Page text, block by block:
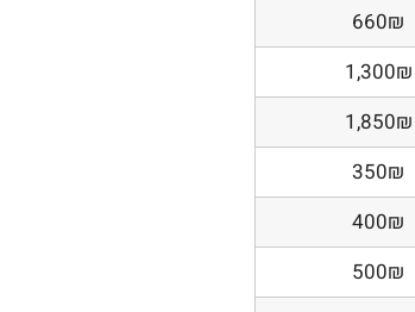
660₪
1,300₪
1,850₪
350₪
400₪
500₪